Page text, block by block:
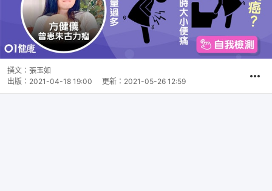
撰文： 張玉如
出版： 2021-04-18 19:00 更新： 2021-05-26 12:59